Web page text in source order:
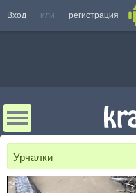
Вход или регистрация
Урчалки